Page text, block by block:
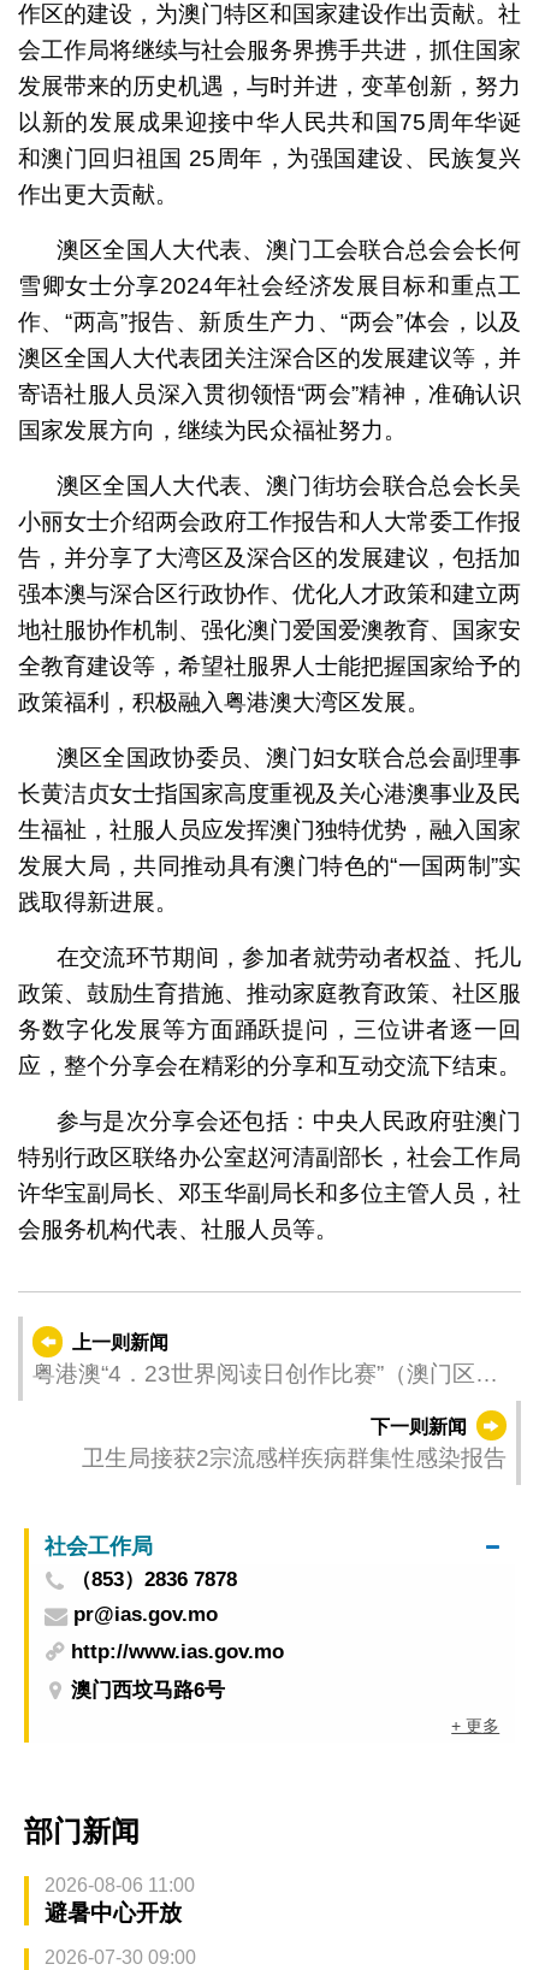
作区的建设，为澳门特区和国家建设作出贡献。社
会工作局将继续与社会服务界携手共进，抓住国家
发展带来的历史机遇，与时并进，变革创新，努力
以新的发展成果迎接中华人民共和国75周年华诞
和澳门回归祖国 25周年，为强国建设、民族复兴
作出更大贡献。
澳区全国人大代表、澳门工会联合总会会长何
雪卿女士分享2024年社会经济发展目标和重点工
作、“两高”报告、新质生产力、“两会”体会，以及
澳区全国人大代表团关注深合区的发展建议等，并
寄语社服人员深入贯彻领悟“两会”精神，准确认识
国家发展方向，继续为民众福祉努力。
澳区全国人大代表、澳门街坊会联合总会长吴
小丽女士介绍两会政府工作报告和人大常委工作报
告，并分享了大湾区及深合区的发展建议，包括加
强本澳与深合区行政协作、优化人才政策和建立两
地社服协作机制、强化澳门爱国爱澳教育、国家安
全教育建设等，希望社服界人士能把握国家给予的
政策福利，积极融入粤港澳大湾区发展。
澳区全国政协委员、澳门妇女联合总会副理事
长黄洁贞女士指国家高度重视及关心港澳事业及民
生福祉，社服人员应发挥澳门独特优势，融入国家
发展大局，共同推动具有澳门特色的“一国两制”实
践取得新进展。
在交流环节期间，参加者就劳动者权益、托儿
政策、鼓励生育措施、推动家庭教育政策、社区服
务数字化发展等方面踊跃提问，三位讲者逐一回
应，整个分享会在精彩的分享和互动交流下结束。
参与是次分享会还包括：中央人民政府驻澳门
特别行政区联络办公室赵河清副部长，社会工作局
许华宝副局长、邓玉华副局长和多位主管人员，社
会服务机构代表、社服人员等。
上一则新闻
粤港澳“4．23世界阅读日创作比赛”（澳门区）
下一则新闻
卫生局接获2宗流感样疾病群集性感染报告
社会工作局
（853）2836 7878
pr@ias.gov.mo
http://www.ias.gov.mo
澳门西坟马路6号
+ 更多
部门新闻
2026-08-06 11:00
避暑中心开放
2026-07-30 09:00